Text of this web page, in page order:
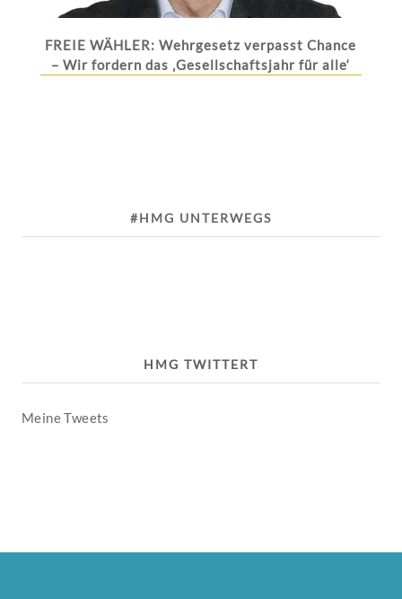
FREIE WÄHLER: Wehrgesetz verpasst Chance
– Wir fordern das ‚Gesellschaftsjahr für alle‘
#HMG UNTERWEGS
HMG TWITTERT
Meine Tweets